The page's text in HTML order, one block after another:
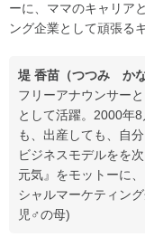
ーに、ママのキャリア
ング企業として頑張る
堤 香苗（つつみ かな
フリーアナウンサー
として活躍。2000年
も、出産しても、自
ビジネスモデルをを
元気』をモットーに
シャルマーケティン
児♂の母)